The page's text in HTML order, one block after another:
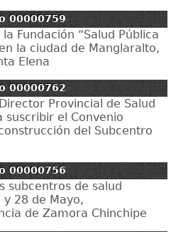
00000759
Fundación “Salud Pública
la ciudad de Manglaralto,
Elena
00000762
Provincial de Salud
suscribir el Convenio
del Subcentro
00000756
subcentros de salud
y 28 de Mayo,
de Zamora Chinchipe